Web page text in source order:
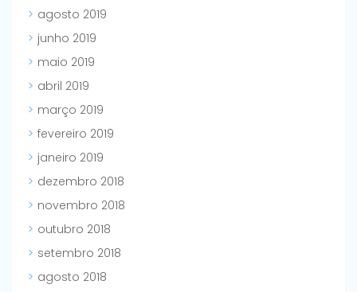
agosto 2019
junho 2019
maio 2019
abril 2019
março 2019
fevereiro 2019
janeiro 2019
dezembro 2018
novembro 2018
outubro 2018
setembro 2018
agosto 2018